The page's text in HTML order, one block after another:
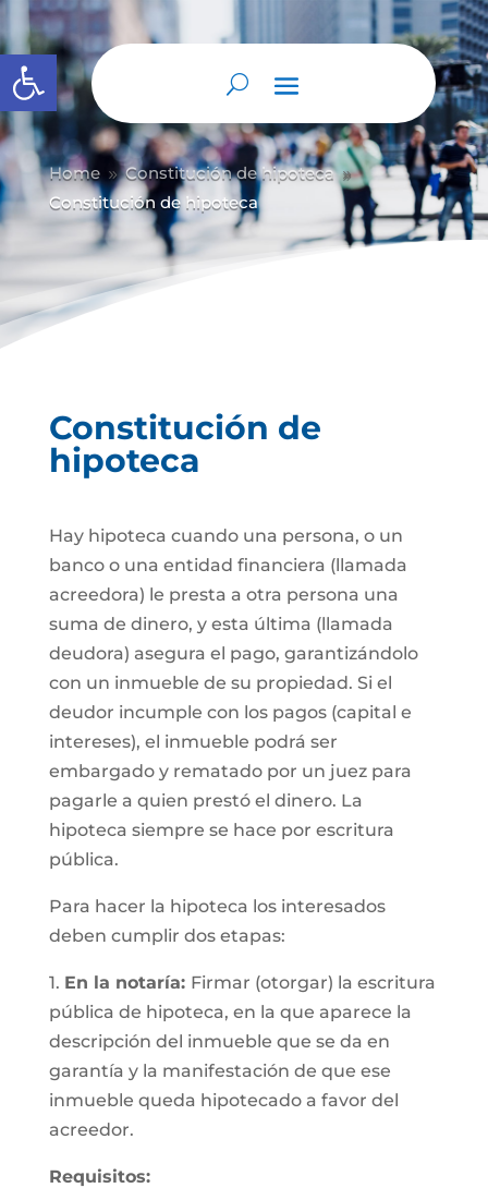
Abrir barra de herramientas
Home 9 Constitución de hipoteca 9
Constitución de hipoteca
Constitución de
hipoteca
Hay hipoteca cuando una persona, o un
banco o una entidad financiera (llamada
acreedora) le presta a otra persona una
suma de dinero, y esta última (llamada
deudora) asegura el pago, garantizándolo
con un inmueble de su propiedad. Si el
deudor incumple con los pagos (capital e
intereses), el inmueble podrá ser
embargado y rematado por un juez para
pagarle a quien prestó el dinero. La
hipoteca siempre se hace por escritura
pública.
Para hacer la hipoteca los interesados
deben cumplir dos etapas:
1. En la notaría: Firmar (otorgar) la escritura
pública de hipoteca, en la que aparece la
descripción del inmueble que se da en
garantía y la manifestación de que ese
inmueble queda hipotecado a favor del
acreedor.
Requisitos: